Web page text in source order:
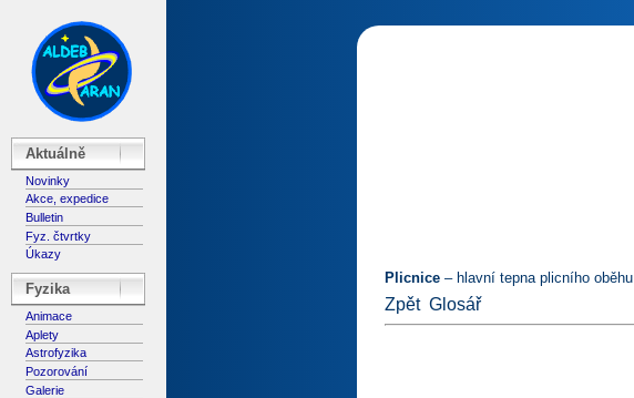
Aktuálně
Novinky
Akce, expedice
Bulletin
Fyz. čtvrtky
Úkazy
Fyzika
Animace
Aplety
Astrofyzika
Pozorování
Galerie
Plicnice – hlavní tepna plicního oběhu
Zpět Glosář